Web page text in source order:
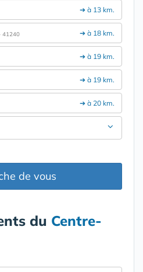
➔ à 13 km.
➔ à 18 km.
41240
➔ à 19 km.
➔ à 19 km.
➔ à 20 km.
de vous
du Centre-